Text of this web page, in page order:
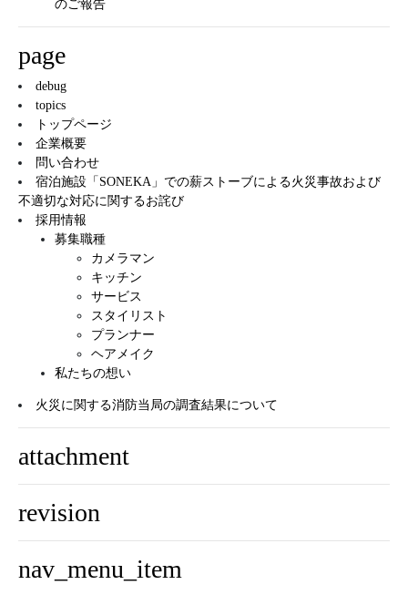
のご報告
page
debug
topics
トップページ
企業概要
問い合わせ
宿泊施設「SONEKA」での薪ストーブによる火災事故および
不適切な対応に関するお詫び
採用情報
募集職種
カメラマン
キッチン
サービス
スタイリスト
プランナー
ヘアメイク
私たちの想い
火災に関する消防当局の調査結果について
attachment
revision
nav_menu_item